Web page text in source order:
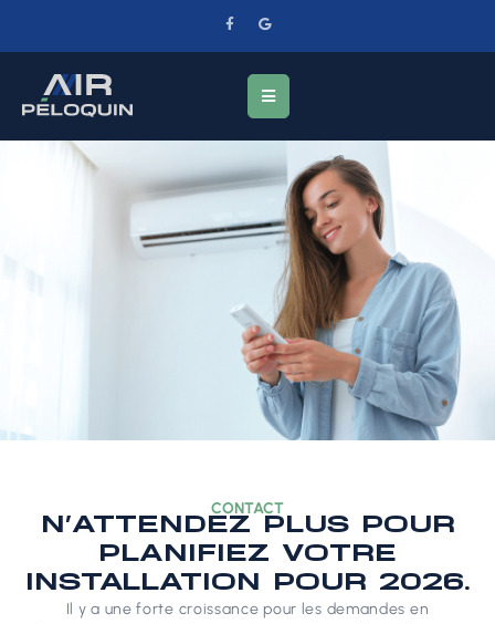
CONTACT
N’ATTENDEZ PLUS POUR
PLANIFIEZ VOTRE
INSTALLATION POUR 2026.
Il y a une forte croissance pour les demandes en